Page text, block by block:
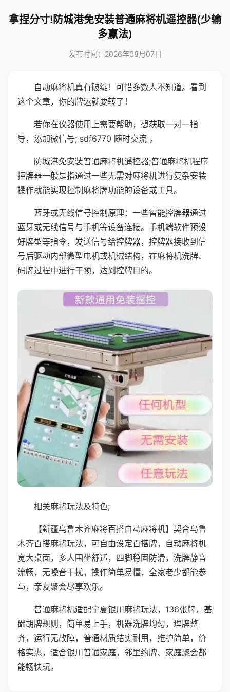
拿捏分寸!防城港免安装普通麻将机遥控器(少输
多赢法)
发布时间：2026年08月07日
自动麻将机真有破绽！可惜多数人不知道。看到
这个文章，你的牌运就要转了！
若你在仪器使用上需要帮助，想获取一对一指
导，添加微信号; sdf6770 随时交流 。
防城港免安装普通麻将机遥控器;普通麻将机程序
控牌器一般是指通过一些无需对麻将机进行复杂安装
操作就能实现控制麻将牌功能的设备或工具。
蓝牙或无线信号控制原理：一些智能控牌器通过
蓝牙或无线信号与手机等设备连接。手机端软件预设
好牌型等指令，发送信号给控牌器，控牌器接收到信
号后驱动内部微型电机或机械结构，在麻将机洗牌、
码牌过程中进行干预，达到控牌目的。
相关麻将玩法及特色;
【新疆乌鲁木齐麻将百搭自动麻将机】契合乌鲁
木齐百搭麻将玩法，可自由设定百搭牌，自动麻将机
宽大桌面，多人围坐舒适，四脚稳固防滑，洗牌静音
流畅，无噪音干扰，操作简单易懂，全家老少都能参
与，亲友聚会尽享欢乐。
普通麻将机适配宁夏银川麻将玩法，136张牌，基
础胡牌规则，简单易上手，机器洗牌均匀，理牌整
齐，运行无故障，普通材质结实耐用，维护简单，价
格实惠，适合银川普通家庭，邻里约牌、家庭聚会都
能畅快玩。